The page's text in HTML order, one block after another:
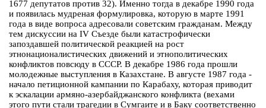
1677 депутатов против 32). Именно тогда в декабре 1990 года
и появилась мудреная формулировка, которую в марте 1991
года в виде вопроса адресовали советским гражданам. Между
тем дискуссии на IV Съезде были катастрофически
запоздавшей политической реакцией на рост
этнонационалистических движений и этнополитических
конфликтов повсюду в СССР. В декабре 1986 года прошли
молодежные выступления в Казахстане. В августе 1987 года -
начало петиционной кампании по Карабаху, которая приводит
к эскалации армяно-азербайджанского конфликта (вехами
этого пути стали трагедии в Сумгаите и в Баку соответственно